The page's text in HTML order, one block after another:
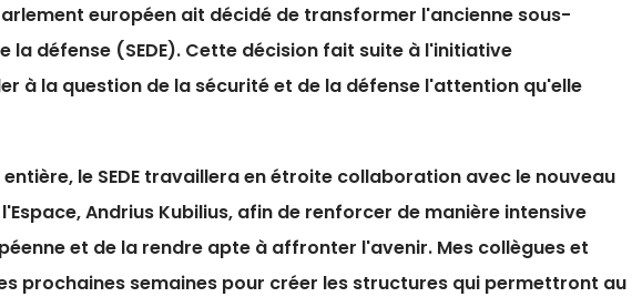
européen ait décidé de transformer l'ancienne sous-
la défense (SEDE). Cette décision fait suite à l'initiative
à la question de la sécurité et de la défense l'attention qu'elle
le SEDE travaillera en étroite collaboration avec le nouveau
Andrius Kubilius, afin de renforcer de manière intensive
et de la rendre apte à affronter l'avenir. Mes collègues et
prochaines semaines pour créer les structures qui permettront au